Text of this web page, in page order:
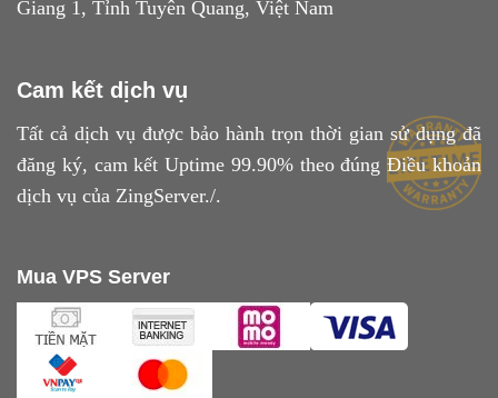
Giang 1, Tỉnh Tuyên Quang, Việt Nam
Cam kết dịch vụ
Tất cả dịch vụ được bảo hành trọn thời gian sử dụng đã
đăng ký, cam kết Uptime 99.90% theo đúngĐiều khoản
dịch vụ của ZingServer./.
Mua VPS Server